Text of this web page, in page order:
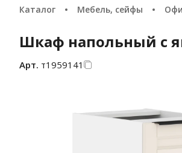
Каталог Мебель, сейфы
Шкаф напольный с
Арт. т1959141